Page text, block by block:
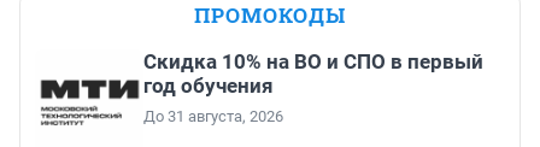
ПРОМОКОДЫ
Скидка 10% на ВО и СПО в первый
год обучения
До 31 августа, 2026